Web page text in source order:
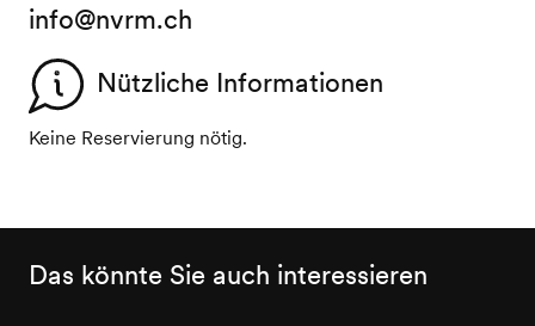
info@nvrm.ch
Nützliche Informationen
Keine Reservierung nötig.
Das könnte Sie auch interessieren